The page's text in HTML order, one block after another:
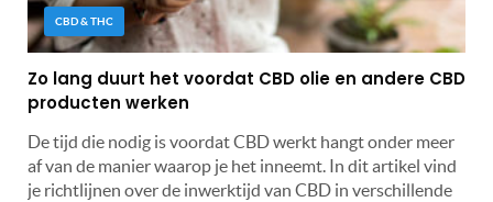
CBD & THC
Zo lang duurt het voordat CBD olie en andere CBD
producten werken
De tijd die nodig is voordat CBD werkt hangt onder meer
af van de manier waarop je het inneemt. In dit artikel vind
je richtlijnen over de inwerktijd van CBD in verschillende